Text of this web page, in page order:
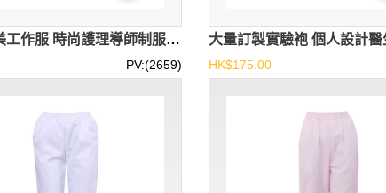
製造醫美工作服 時尚護理導師制服 月子中心工作服 口腔診所護士服 仁愛堂吳偉光紀念長者日間護理中心 SKU067
PV:(2659) HK$175.00